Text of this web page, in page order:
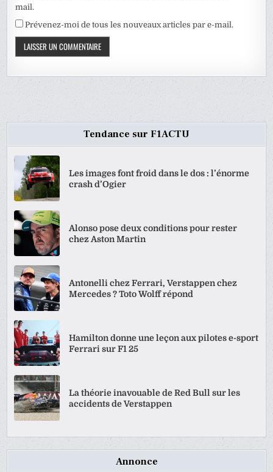
mail.
Prévenez-moi de tous les nouveaux articles par e-mail.
Tendance sur F1ACTU
Les images font froid dans le dos : l’énorme
crash d’Ogier
Alonso pose deux conditions pour rester
chez Aston Martin
Antonelli chez Ferrari, Verstappen chez
Mercedes ? Toto Wolff répond
Hamilton donne une leçon aux pilotes e-sport
Ferrari sur F1 25
La théorie inavouable de Red Bull sur les
accidents de Verstappen
Annonce